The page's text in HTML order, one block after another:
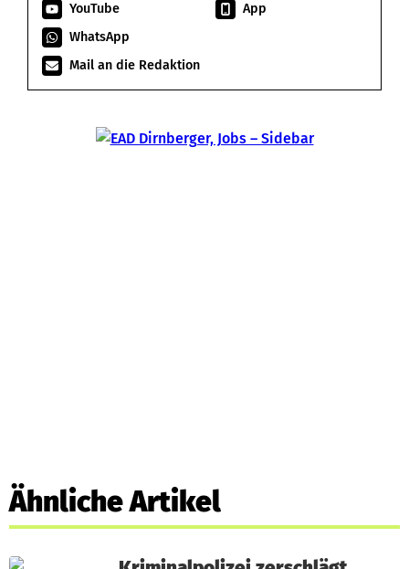
YouTube
App
WhatsApp
Mail an die Redaktion
Ähnliche Artikel